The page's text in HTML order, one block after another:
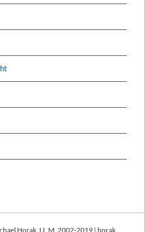
Horak, LL.M. 2002-2019 | horak